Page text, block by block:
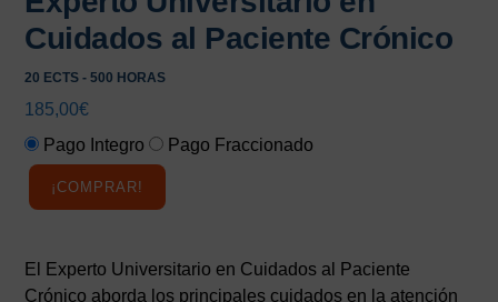
Cuidados al Paciente Crónico
20 ECTS - 500 HORAS
185,00€
Pago Integro
Pago Fraccionado
¡COMPRAR!
El Experto Universitario en Cuidados al Paciente
Crónico aborda los principales cuidados en la atención